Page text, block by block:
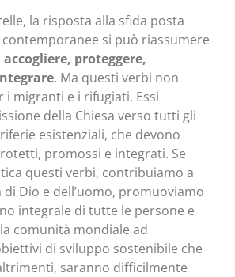
la risposta alla sfida posta
si può riassumere
accogliere, proteggere,
. Ma questi verbi non
i migranti e i rifugiati. Essi
della Chiesa verso tutti gli
esistenziali, che devono
promossi e integrati. Se
questi verbi, contribuiamo a
Dio e dell’uomo, promuoviamo
integrale di tutte le persone e
comunità mondiale ad
di sviluppo sostenibile che
saranno difficilmente